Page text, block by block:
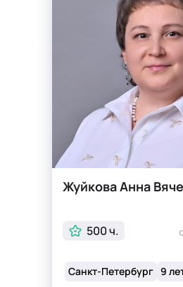
Жуйкова Анна
500 ч.
Санкт-Петербург 9